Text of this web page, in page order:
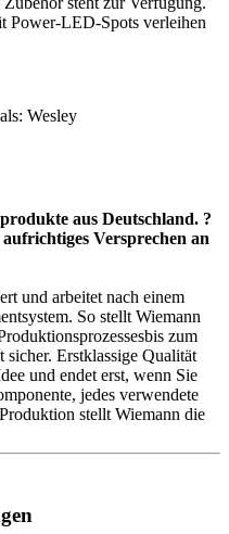
Power-LED-Spots verleihen
Wesley
aus Deutschland. ?
Versprechen an
und arbeitet nach einem
So stellt Wiemann
zum
Erstklassige Qualität
und endet erst, wenn Sie
jedes verwendete
stellt Wiemann die